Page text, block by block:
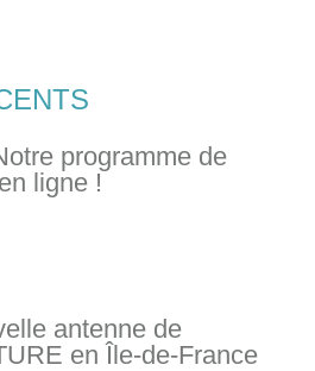
programme de
ligne !
antenne de
en Île-de-France